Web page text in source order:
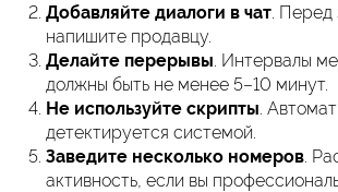
Добавляйте диалоги в чат. Перед
напишите продавцу.
Делайте перерывы. Интервалы
должны быть не менее 5–10 минут.
Не используйте скрипты.
детектируется системой.
Заведите несколько номеров.
активность, если вы